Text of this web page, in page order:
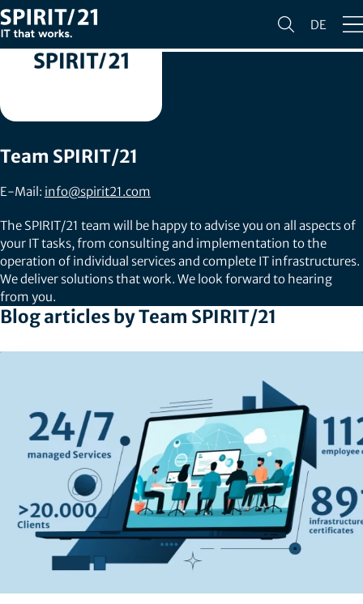
DE
Team SPIRIT/21
E-Mail: info@spirit21.com
The SPIRIT/21 team will be happy to advise you on all aspects of
your IT tasks, from consulting and implementation to the
operation of individual services and complete IT infrastructures.
We deliver solutions that work. We look forward to hearing
from you.
Blog articles by Team SPIRIT/21